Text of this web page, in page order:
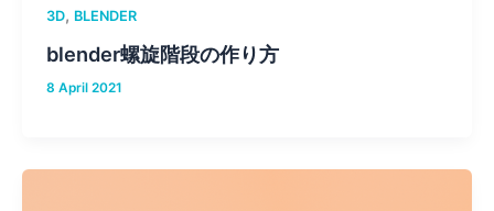
3D, BLENDER
blender螺旋階段の作り方
8 April 2021